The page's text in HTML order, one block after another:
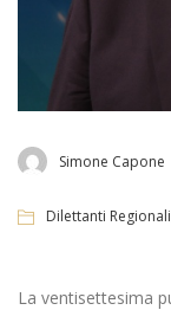
Simone Capone
Dilettanti Regionali
La ventisettesima